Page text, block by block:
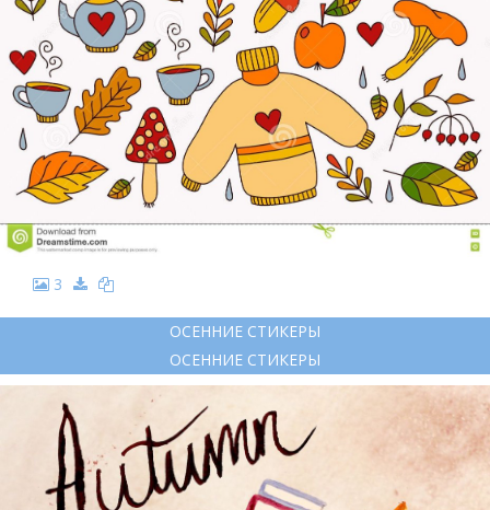
3
ОСЕННИЕ СТИКЕРЫ
ОСЕННИЕ СТИКЕРЫ